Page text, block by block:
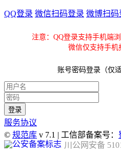
QQ登录 微信扫码登录 微博扫码
注意：QQ登录支持手机端
微信仅支持手机
账号密码登录（仅
服务协议
© 规范库 v 7.1 | 工信部备案号：
川公网安备